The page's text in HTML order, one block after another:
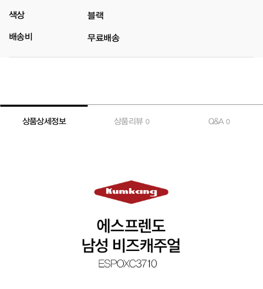
색상 블랙
배송비 무료배송
상품상세정보 상품리뷰 0 Q&A0